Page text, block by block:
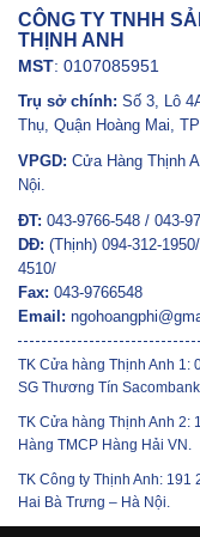
CÔNG TY TNHH
THỊNH ANH
MST: 0107085951
Trụ sở chính: Số 3, Lô
Thụ, Quận Hoàng Mai,
VPGD: Cửa Hàng Thịnh
Nội.
ĐT: 043-9766-548 / 043-
DĐ: (Thịnh) 094-312-
4510/
Fax: 043-9766548
Email:
TK Cửa hàng Thịnh Anh 1:
SG Thương Tín Sacombank.
TK Cửa hàng Thịnh Anh 2:
Hàng TMCP Hàng Hải VN.
TK Công ty Thịnh Anh:
Hai Bà Trưng – Hà Nội.